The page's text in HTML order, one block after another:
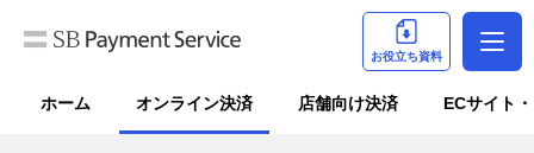
お役立ち資料
ホーム オンライン決済 店舗向け決済 ECサイト